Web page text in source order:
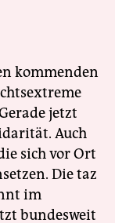
kommenden
jetzt
Auch
sich vor Ort
Die taz
im
bundesweit